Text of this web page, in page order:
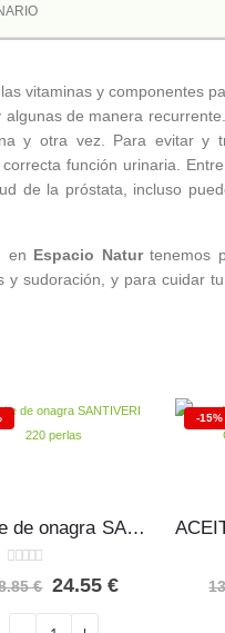
vitaminas y componentes
de manera
y otra vez. Para evitar y
función urinaria.
de la próstata, incluso
en Espacio Naturtenemos
sudoración, y para cuidar
Aceite de onagra SANTIVERI 220 perlas
0out of 5
€ El
original
24.55€El
-15%